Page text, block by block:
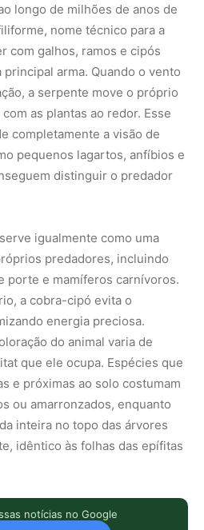
longo de milhões de anos de
nome técnico para a
com galhos, ramos e cipós
arma. Quando o vento
a serpente move o próprio
as plantas ao redor. Esse
completamente a visão de
pequenos lagartos, anfíbios e
distinguir o predador
igualmente como uma
predadores, incluindo
porte e mamíferos carnívoros.
a cobra-cipó evita o
energia preciosa.
do animal varia de
que ele ocupa. Espécies que
e próximas ao solo costumam
ou amarronzados, enquanto
inteira no topo das árvores
idêntico às folhas das epífitas
notícias no Google